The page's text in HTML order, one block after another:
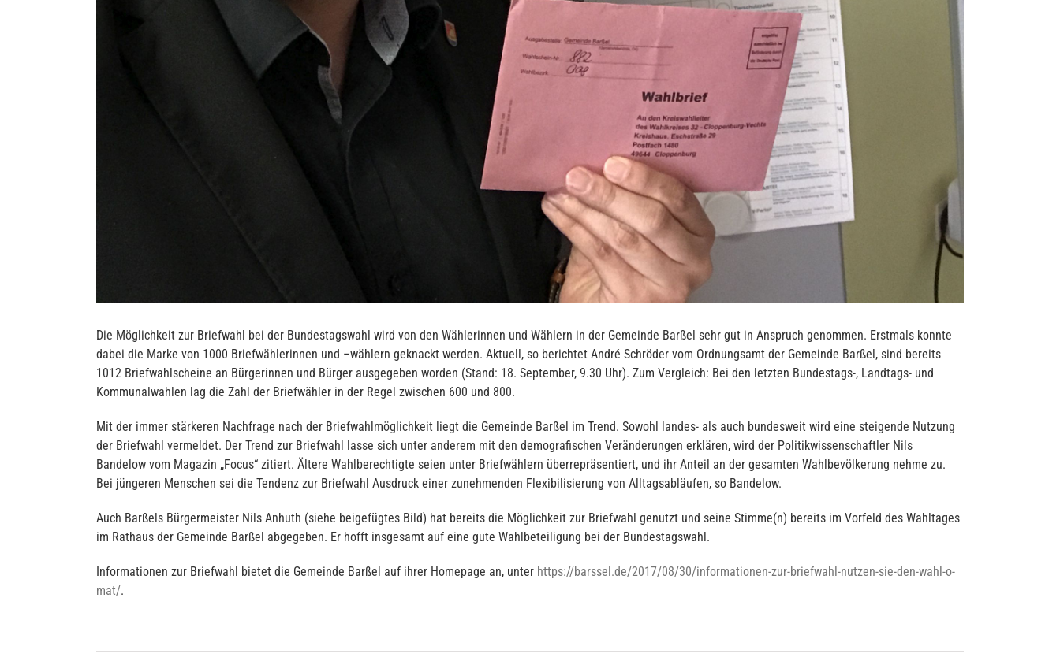
Die Möglichkeit zur Briefwahl bei der Bundestagswahl wird von den Wählerinnen und Wählern in der Gemeinde Barßel sehr gut in Anspruch genommen. Erstmals konnte
dabei die Marke von 1000 Briefwählerinnen und –wählern geknackt werden. Aktuell, so berichtet André Schröder vom Ordnungsamt der Gemeinde Barßel, sind bereits
1012 Briefwahlscheine an Bürgerinnen und Bürger ausgegeben worden (Stand: 18. September, 9.30 Uhr). Zum Vergleich: Bei den letzten Bundestags-, Landtags- und
Kommunalwahlen lag die Zahl der Briefwähler in der Regel zwischen 600 und 800.
Mit der immer stärkeren Nachfrage nach der Briefwahlmöglichkeit liegt die Gemeinde Barßel im Trend. Sowohl landes- als auch bundesweit wird eine steigende Nutzung
der Briefwahl vermeldet. Der Trend zur Briefwahl lasse sich unter anderem mit den demografischen Veränderungen erklären, wird der Politikwissenschaftler Nils
Bandelow vom Magazin „Focus“ zitiert. Ältere Wahlberechtigte seien unter Briefwählern überrepräsentiert, und ihr Anteil an der gesamten Wahlbevölkerung nehme zu.
Bei jüngeren Menschen sei die Tendenz zur Briefwahl Ausdruck einer zunehmenden Flexibilisierung von Alltagsabläufen, so Bandelow.
Auch Barßels Bürgermeister Nils Anhuth (siehe beigefügtes Bild) hat bereits die Möglichkeit zur Briefwahl genutzt und seine Stimme(n) bereits im Vorfeld des Wahltages
im Rathaus der Gemeinde Barßel abgegeben. Er hofft insgesamt auf eine gute Wahlbeteiligung bei der Bundestagswahl.
Informationen zur Briefwahl bietet die Gemeinde Barßel auf ihrer Homepage an, unter https://barssel.de/2017/08/30/informationen-zur-briefwahl-nutzen-sie-den-wahl-o-
mat/.